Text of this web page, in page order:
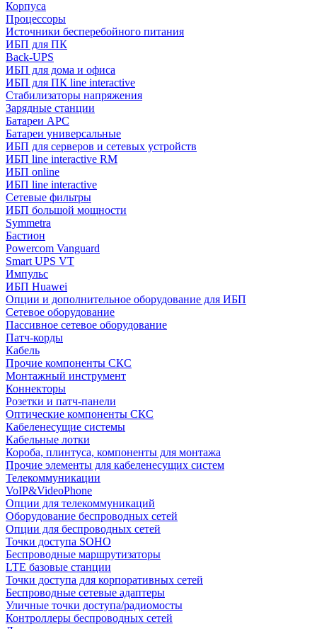
Корпуса
Процессоры
Источники бесперебойного питания
ИБП для ПК
Back-UPS
ИБП для дома и офиса
ИБП для ПК linе interactive
Стабилизаторы напряжения
Зарядные станции
Батареи APC
Батареи универсальные
ИБП для серверов и сетевых устройств
ИБП line interactive RM
ИБП online
ИБП linе interactive
Сетевые фильтры
ИБП большой мощности
Symmetra
Бастион
Powercom Vanguard
Smart UPS VT
Импульс
ИБП Huawei
Опции и дополнительное оборудование для ИБП
Сетевое оборудование
Пассивное сетевое оборудование
Патч-корды
Кабель
Прочие компоненты СКС
Монтажный инструмент
Коннекторы
Розетки и патч-панели
Оптические компоненты СКС
Кабеленесущие системы
Кабельные лотки
Короба, плинтуса, компоненты для монтажа
Прочие элементы для кабеленесущих систем
Телекоммуникации
VoIP&VideoPhone
Опции для телекоммуникаций
Оборудование беспроводных сетей
Опции для беспроводных сетей
Точки доступа SOHO
Беспроводные маршрутизаторы
LTE базовые станции
Точки доступа для корпоративных сетей
Беспроводные сетевые адаптеры
Уличные точки доступа/радиомосты
Контроллеры беспроводных сетей